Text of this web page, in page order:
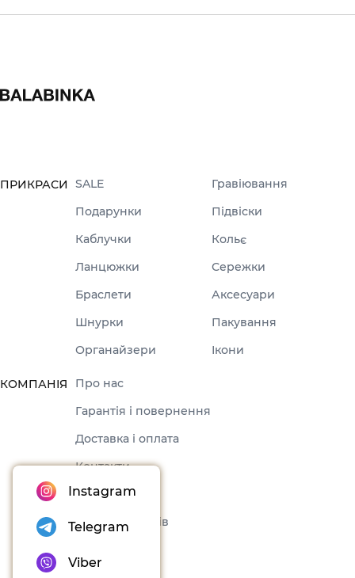
ПРИКРАСИ SALE
Гравіювання
Подарунки
Підвіски
Каблучки
Кольє
Ланцюжки
Сережки
Браслети
Аксесуари
Шнурки
Пакування
Органайзери
Ікони
КОМПАНІЯ
Про нас
Гарантія і повернення
Доставка і оплата
Контакти
Оферта
Набори товарів
Instagram
Telegram
Viber